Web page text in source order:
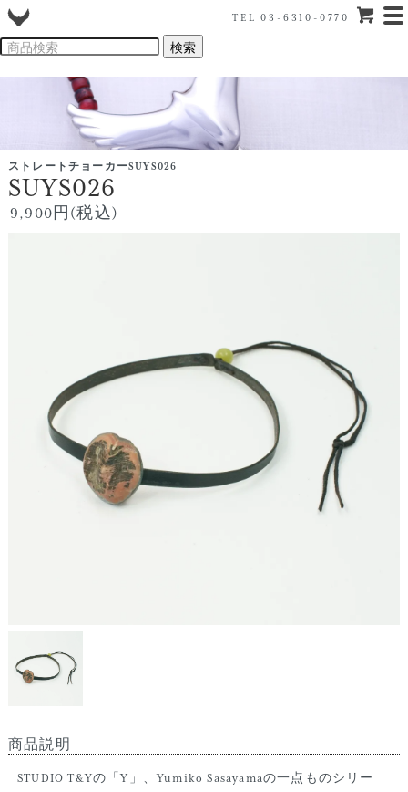
TEL 03-6310-0770
ストレートチョーカーSUYS026
SUYS026
9,900円(税込)
商品説明
STUDIO T&Yの「Y」、Yumiko Sasayamaの一点ものシリー